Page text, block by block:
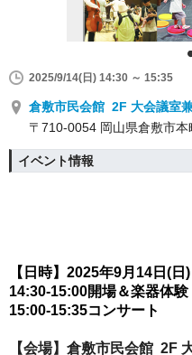
2025/9/14(日) 14:30 ～ 15:35
倉敷市民会館 2F 大会議室
〒710-0054 岡山県倉敷市本
イベント情報
【日時】2025年9月14日(日)
14:30-15:00開場＆楽器体験
15:00-15:35コンサート
【会場】倉敷市民会館 2F